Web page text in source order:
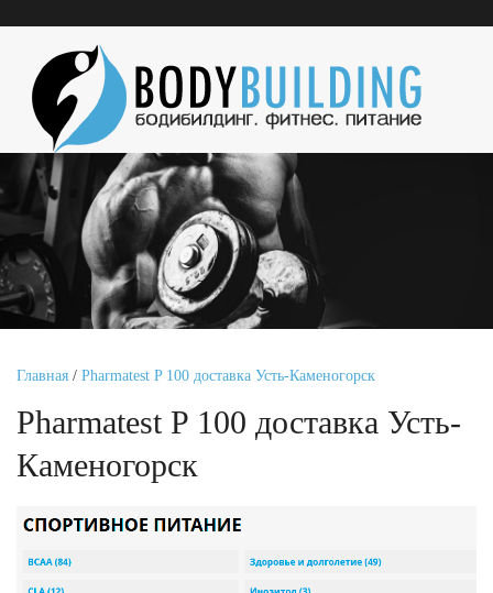
Главная / Pharmatest P 100 доставка Усть-Каменогорск
Pharmatest P 100 доставка Усть-
Каменогорск